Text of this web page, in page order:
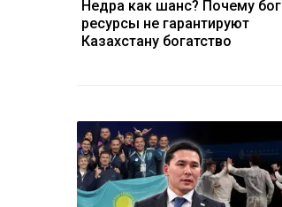
Недра как шанс? Почему
ресурсы не гарантируют
Казахстану богатство